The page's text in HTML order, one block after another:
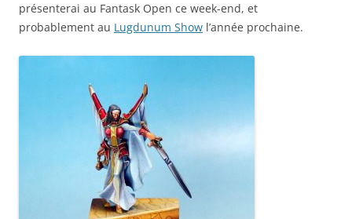
présenterai au Fantask Open ce week-end, et
probablement au Lugdunum Show l’année prochaine.